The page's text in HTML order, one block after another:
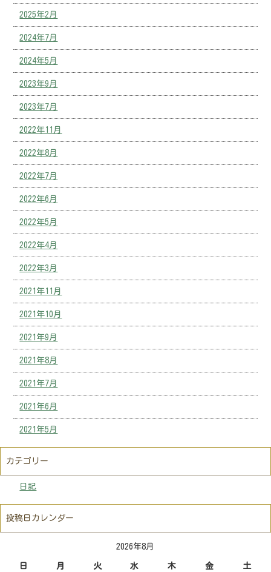
2025年2月
2024年7月
2024年5月
2023年9月
2023年7月
2022年11月
2022年8月
2022年7月
2022年6月
2022年5月
2022年4月
2022年3月
2021年11月
2021年10月
2021年9月
2021年8月
2021年7月
2021年6月
2021年5月
カテゴリー
日記
投稿日カレンダー
2026年8月
日 月 火 水 木 金 土